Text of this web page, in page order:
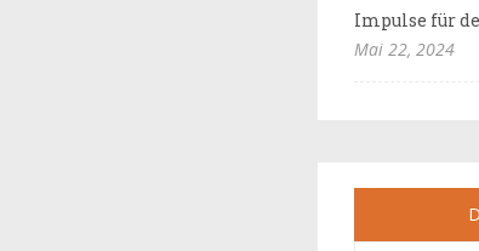
Impulse für
Mai 22, 2024